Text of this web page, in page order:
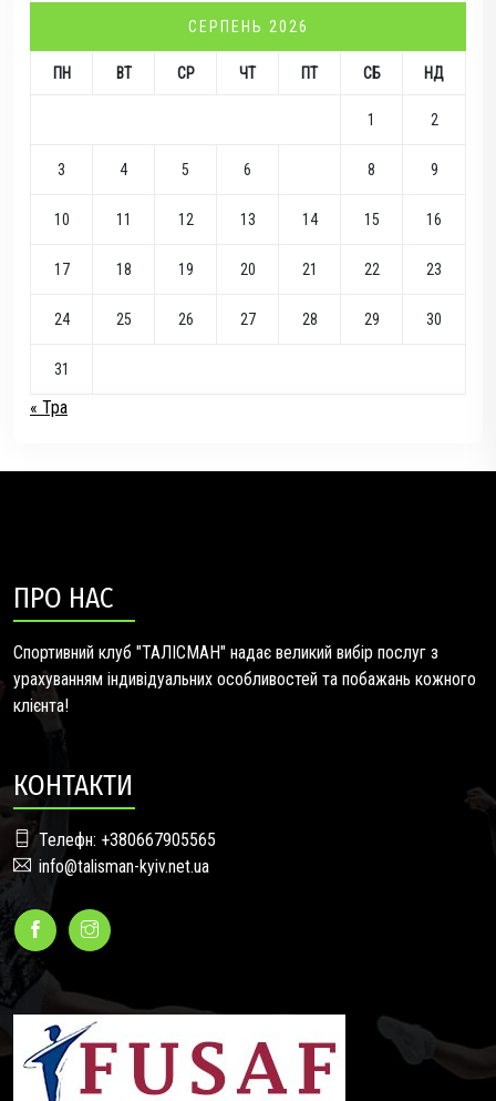
СЕРПЕНЬ 2026
ПН ВТ СР ЧТ ПТ СБ НД
1 2
3 4 5 6 8 9
10 11 12 13 14 15 16
17 18 19 20 21 22 23
24 25 26 27 28 29 30
31
« Тра
ПРО НАС
Спортивний клуб "ТАЛІСМАН" надає великий вибір послуг з
урахуванням індивідуальних особливостей та побажань кожного
клієнта!
КОНТАКТИ
Телефн: +380667905565
info@talisman-kyiv.net.ua